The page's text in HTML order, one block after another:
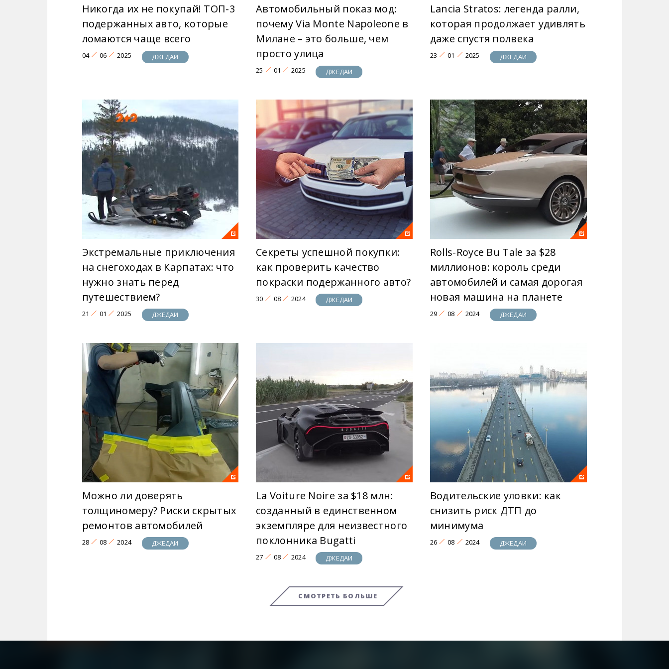
Никогда их не покупай! ТОП-3
подержанных авто, которые
ломаются чаще всего
04 06 2025 ДЖЕДАИ
Автомобильный показ мод:
почему Via Monte Napoleone в
Милане – это больше, чем
просто улица
25 01 2025 ДЖЕДАИ
Lancia Stratos: легенда ралли,
которая продолжает удивлять
даже спустя полвека
23 01 2025 ДЖЕДАИ
Экстремальные приключения
на снегоходах в Карпатах: что
нужно знать перед
путешествием?
21 01 2025 ДЖЕДАИ
Секреты успешной покупки:
как проверить качество
покраски подержанного авто?
30 08 2024 ДЖЕДАИ
Rolls-Royce Bu Tale за $28
миллионов: король среди
автомобилей и самая дорогая
новая машина на планете
29 08 2024 ДЖЕДАИ
Можно ли доверять
толщиномеру? Риски скрытых
ремонтов автомобилей
28 08 2024 ДЖЕДАИ
La Voiture Noire за $18 млн:
созданный в единственном
экземпляре для неизвестного
поклонника Bugatti
27 08 2024 ДЖЕДАИ
Водительские уловки: как
снизить риск ДТП до
минимума
26 08 2024 ДЖЕДАИ
СМОТРЕТЬ БОЛЬШЕ